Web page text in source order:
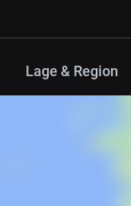
Lage & Region